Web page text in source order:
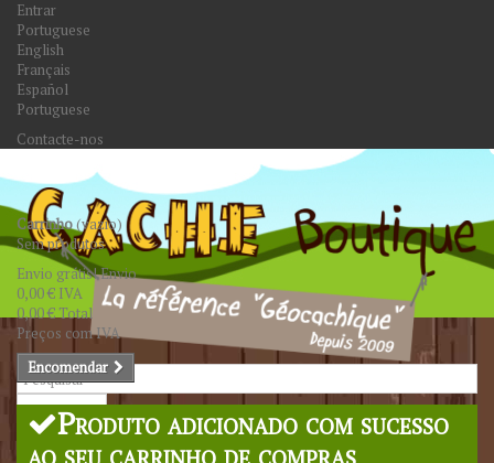
Entrar
Portuguese
English
Français
Español
Portuguese
Contacte-nos
Pesquisar
Carrinho(vazio)
Sem produtos
Envio grátis!Envio
0,00 € IVA
0,00 €Total
Preços com IVA
Encomendar
Produto adicionado com sucesso